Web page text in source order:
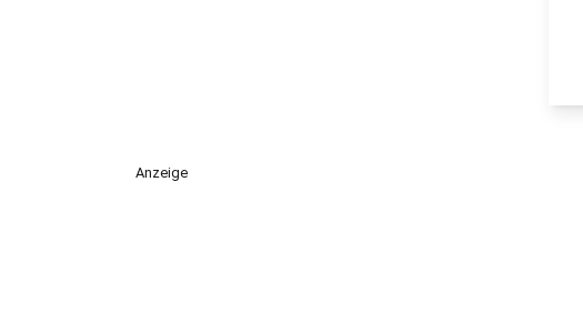
Anzeige